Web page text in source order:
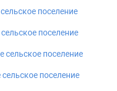
поселение
поселение
сельское поселение
поселение